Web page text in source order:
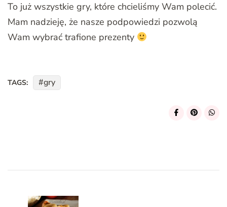
To już wszystkie gry, które chcieliśmy Wam polecić.
Mam nadzieję, że nasze podpowiedzi pozwolą
Wam wybrać trafione prezenty
TAGS: gry
Navigation